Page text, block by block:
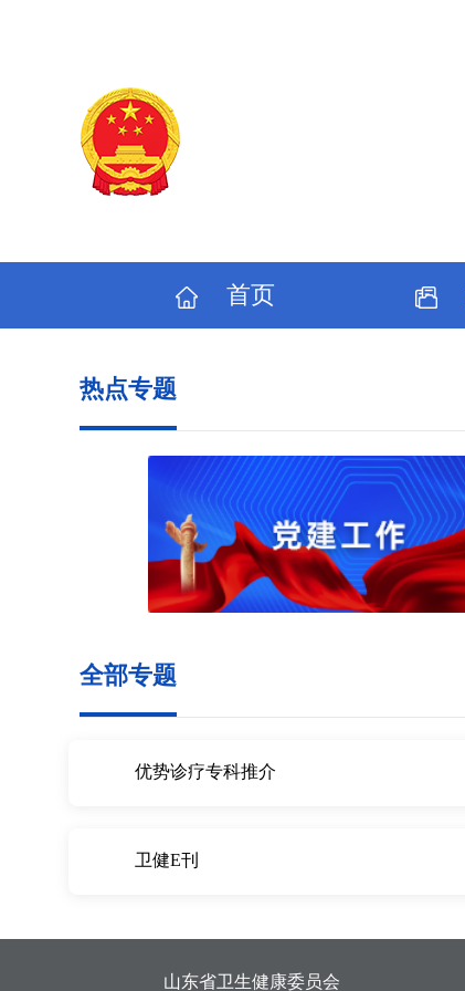
首页
热点专题
全部专题
优势诊疗专科推介
卫健E刊
山东省卫生健康委员会